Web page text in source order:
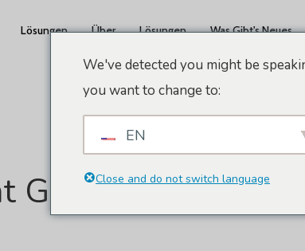
Lösungen Über Lösungen Was Gibt's Neues
Global
We've detected you might be
you want to change to:
EN
Close and do not switch language